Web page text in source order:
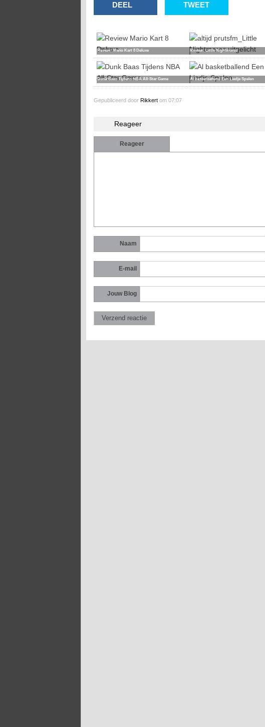
DEEL TWEET
Review: Mario Kart 8 Deluxe Review: Little Nightmares
Dunk Baas Tijdens NBA All-Star Game Al basketballend Een Liedje Spelen
Gepubliceerd door Rikkert om 07:07
Reageer
Reageer
Naam
E-mail
Jouw Blog